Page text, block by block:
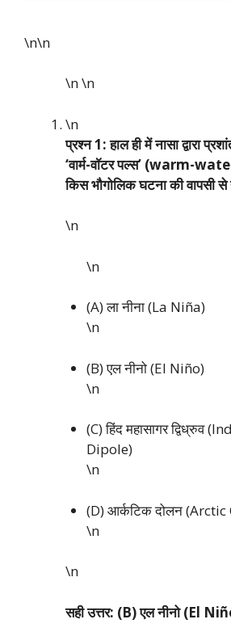
\n\n
\n\n
\n
प्रश्न 1: हाल ही में नासा द्वारा
‘वार्म-वॉटर पल्स’ (warm-
किस भौगोलिक घटना की वापसी
\n
\n
(A) ला नीना (La Niña)
\n
(B) एल नीनो (El Niño)
\n
(C) हिंद महासागर द्विध्रुव
Dipole)
\n
(D) आर्कटिक दोलन
\n
\n
सही उत्तर: (B) एल नीनो (El